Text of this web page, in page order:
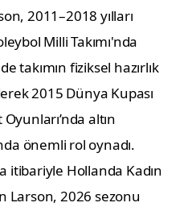
2011–2018 yılları
Milli Takımı'nda
takımın fiziksel hazırlık
2015 Dünya Kupası
altın
önemli rol oynadı.
itibariyle Hollanda Kadın
Larson, 2026 sezonu